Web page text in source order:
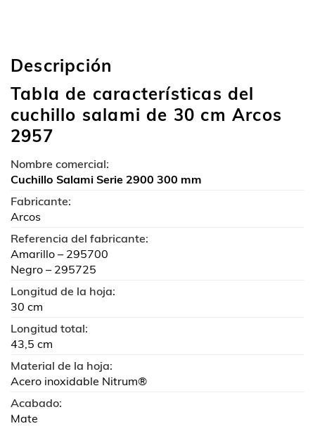
Descripción
Tabla de características del
cuchillo salami de 30 cm Arcos
2957
Nombre comercial:
Cuchillo Salami Serie 2900 300 mm
Fabricante:
Arcos
Referencia del fabricante:
Amarillo – 295700
Negro – 295725
Longitud de la hoja:
30 cm
Longitud total:
43,5 cm
Material de la hoja:
Acero inoxidable Nitrum®
Acabado:
Mate